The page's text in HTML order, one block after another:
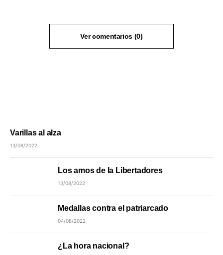
Ver comentarios (0)
Varillas al alza
13/08/2022
Los amos de la Libertadores
13/08/2022
Medallas contra el patriarcado
04/08/2022
¿La hora nacional?